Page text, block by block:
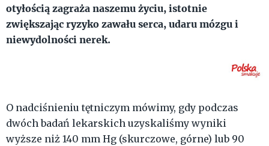
otyłością zagraża naszemu życiu, istotnie
zwiększając ryzyko zawału serca, udaru mózgu i
niewydolności nerek.
O nadciśnieniu tętniczym mówimy, gdy podczas
dwóch badań lekarskich uzyskaliśmy wyniki
wyższe niż 140 mm Hg (skurczowe, górne) lub 90